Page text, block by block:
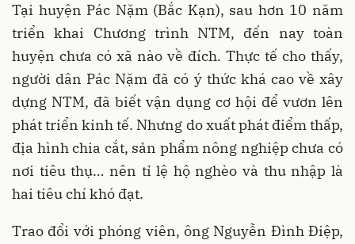
Tại huyện Pác Nặm (Bắc Kạn), sau hơn 10 năm
triển khai Chương trình NTM, đến nay toàn
huyện chưa có xã nào về đích. Thực tế cho thấy,
người dân Pác Nặm đã có ý thức khá cao về xây
dựng NTM, đã biết vận dụng cơ hội để vươn lên
phát triển kinh tế. Nhưng do xuất phát điểm thấp,
địa hình chia cắt, sản phẩm nông nghiệp chưa có
nơi tiêu thụ… nên tỉ lệ hộ nghèo và thu nhập là
hai tiêu chí khó đạt.
Trao đổi với phóng viên, ông Nguyễn Đình Điệp,